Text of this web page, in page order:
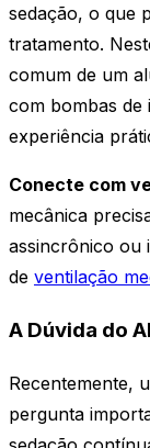
sedação, o que
tratamento.
comum de um
com bombas
experiência
Conecte com
mecânica
assincrônico ou
de ventilação
A Dúvida do
Recentemente,
pergunta